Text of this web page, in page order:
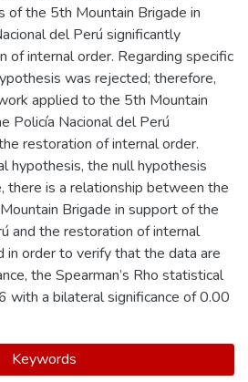
of the 5th Mountain Brigade in
del Perú significantly
of internal order. Regarding specific
was rejected; therefore,
applied to the 5th Mountain
Policía Nacional del Perú
restoration of internal order.
hypothesis, the null hypothesis
there is a relationship between the
Brigade in support of the
and the restoration of internal
in order to verify that the data are
the Spearman’s Rho statistical
with a bilateral significance of 0.00
Keywords